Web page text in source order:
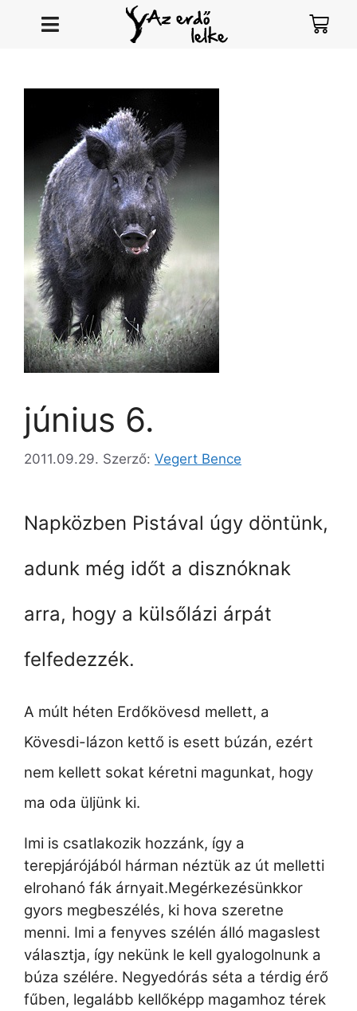
június 6.
2011.09.29. Szerző: Vegert Bence
Napközben Pistával úgy döntünk,
adunk még időt a disznóknak
arra, hogy a külsőlázi árpát
felfedezzék.
A múlt héten Erdőkövesd mellett, a
Kövesdi-lázon kettő is esett búzán, ezért
nem kellett sokat kéretni magunkat, hogy
ma oda üljünk ki.
Imi is csatlakozik hozzánk, így a
terepjárójából hárman néztük az út melletti
elrohanó fák árnyait.Megérkezésünkkor
gyors megbeszélés, ki hova szeretne
menni. Imi a fenyves szélén álló magaslest
választja, így nekünk le kell gyalogolnunk a
búza szélére. Negyedórás séta a térdig érő
fűben, legalább kellőképp magamhoz térek